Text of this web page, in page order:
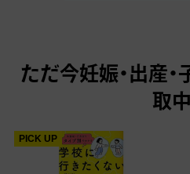
ただ今妊娠・出産
取中
PICK UP